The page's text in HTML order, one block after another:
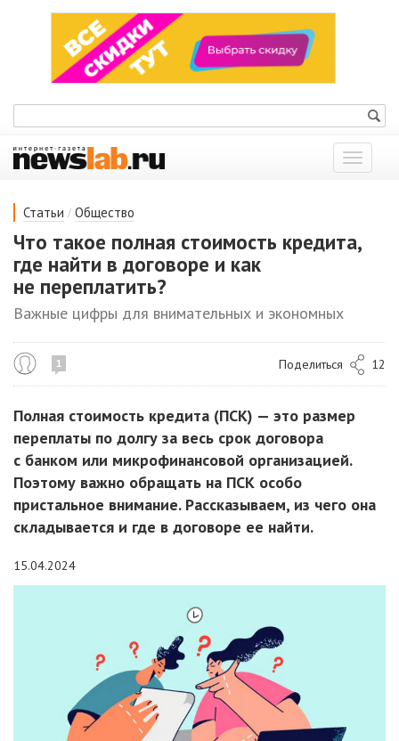
Показать
меню
Статьи / Общество
Что такое полная стоимость кредита,
где найти в договоре и как
не переплатить?
Важные цифры для внимательных и экономных
1 Поделиться 12
Полная стоимость кредита (ПСК) — это размер
переплаты по долгу за весь срок договора
с банком или микрофинансовой организацией.
Поэтому важно обращать на ПСК особо
пристальное внимание. Рассказываем, из чего она
складывается и где в договоре ее найти.
15.04.2024